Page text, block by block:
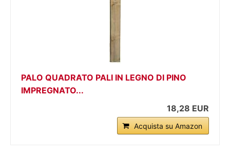
PALO QUADRATO PALI IN LEGNO DI PINO
IMPREGNATO...
18,28 EUR
Acquista su Amazon